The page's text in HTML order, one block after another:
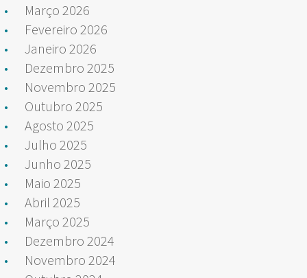
Março 2026
Fevereiro 2026
Janeiro 2026
Dezembro 2025
Novembro 2025
Outubro 2025
Agosto 2025
Julho 2025
Junho 2025
Maio 2025
Abril 2025
Março 2025
Dezembro 2024
Novembro 2024